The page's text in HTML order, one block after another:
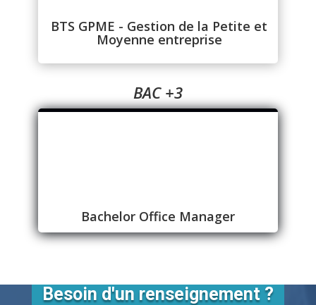
BTS GPME - Gestion de la Petite et
Moyenne entreprise
BAC +3
Bachelor Office Manager
Besoin d'un renseignement ?